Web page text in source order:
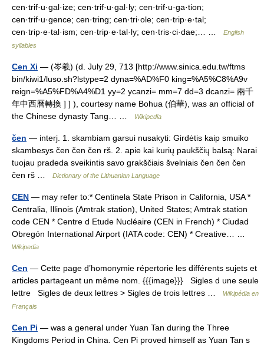
cen·trif·u·gal·ize; cen·trif·u·gal·ly; cen·trif·u·ga·tion;
cen·trif·u·gence; cen·tring; cen·tri·ole; cen·trip·e·tal;
cen·trip·e·tal·ism; cen·trip·e·tal·ly; cen·tris·ci·dae;… …
English
syllables
Cen Xi — (岑羲) (d. July 29, 713 [http://www.sinica.edu.tw/ftms
bin/kiwi1/luso.sh?lstype=2 dyna=%AD%F0 king=%A5%C8%A9v
reign=%A5%FD%A4%D1 yy=2 ycanzi= mm=7 dd=3 dcanzi= 兩千
年中西曆轉換 ] ] ), courtesy name Bohua (伯華), was an official of
the Chinese dynasty Tang… …
Wikipedia
čen — interj. 1. skambiam garsui nusakyti: Girdėtis kaip smuiko
skambesys čen čen čen rš. 2. apie kai kurių paukščių balsą: Narai
tuojau pradeda sveikintis savo grakščiais švelniais čen čen čen
čen rš …
Dictionary of the Lithuanian Language
CEN — may refer to:* Centinela State Prison in California, USA *
Centralia, Illinois (Amtrak station), United States; Amtrak station
code CEN * Centre d Etude Nucléaire (CEN in French) * Ciudad
Obregón International Airport (IATA code: CEN) * Creative… …
Wikipedia
Cen — Cette page d’homonymie répertorie les différents sujets et
articles partageant un même nom. {{{image}}} Sigles d une seule
lettre Sigles de deux lettres > Sigles de trois lettres …
Wikipédia en
Français
Cen Pi — was a general under Yuan Tan during the Three
Kingdoms Period in China. Cen Pi proved himself as Yuan Tan s